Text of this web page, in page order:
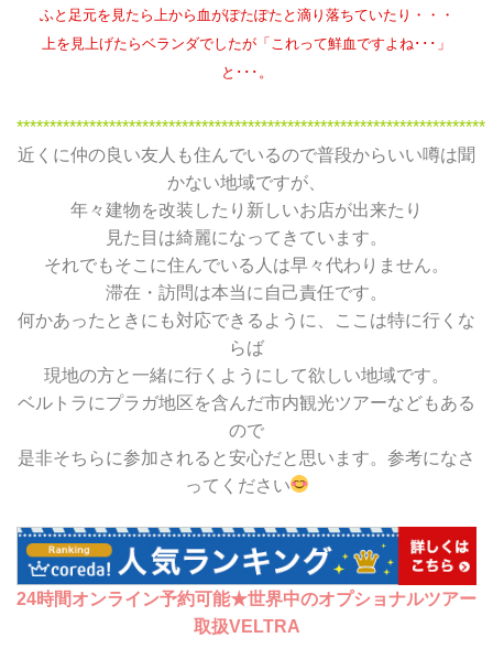
ふと足元を見たら上から血がぽたぽたと滴り落ちていたり・・・
上を見上げたらベランダでしたが「これって鮮血ですよね･･･」
と･･･。
***********************************************************************
近くに仲の良い友人も住んでいるので普段からいい噂は聞
かない地域ですが、
年々建物を改装したり新しいお店が出来たり
見た目は綺麗になってきています。
それでもそこに住んでいる人は早々代わりません。
滞在・訪問は本当に自己責任です。
何かあったときにも対応できるように、ここは特に行くな
らば
現地の方と一緒に行くようにして欲しい地域です。
ベルトラにプラガ地区を含んだ市内観光ツアーなどもある
ので
是非そちらに参加されると安心だと思います。参考になさ
ってください
24時間オンライン予約可能★世界中のオプショナルツアー
取扱VELTRA